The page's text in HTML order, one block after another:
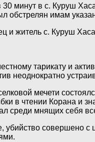
30 минут в с. Куруш
обстрелян имам
и житель с. Куруш
тарикату и
неоднократно
мечети
в чтении Корана и
среди мнящих себя
убийство совершено